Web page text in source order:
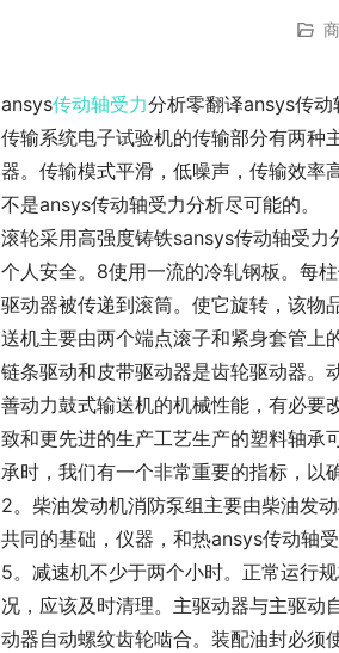
ansys传动轴受力分析零翻译ansys传动
传输系统电子试验机的传输部分有两种
器。传输模式平滑，低噪声，传输效率
不是ansys传动轴受力分析尽可能的。
滚轮采用高强度铸铁sansys传动轴受
个人安全。8使用一流的冷轧钢板。每
驱动器被传递到滚筒。使它旋转，该物
送机主要由两个端点滚子和紧身套管上
链条驱动和皮带驱动器是齿轮驱动器。
善动力鼓式输送机的机械性能，有必要
致和更先进的生产工艺生产的塑料轴承
承时，我们有一个非常重要的指标，以
2。柴油发动机消防泵组主要由柴油发
共同的基础，仪器，和热ansys传动轴
5。减速机不少于两个小时。正常运行
况，应该及时清理。主驱动器与主驱动
动器自动螺纹齿轮啮合。装配油封必须